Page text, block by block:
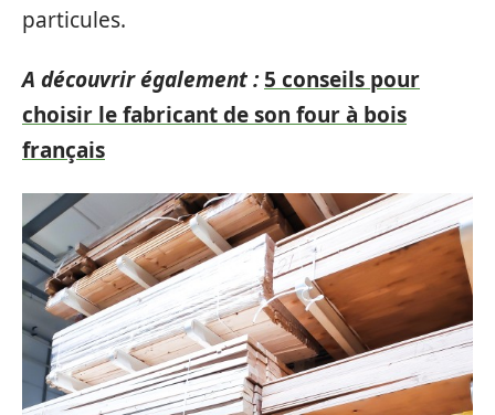
particules.
A découvrir également : 5 conseils pour
choisir le fabricant de son four à bois
français